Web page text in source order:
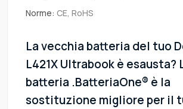
Norme: CE, RoHS
La vecchia batteria del tuo
L421X Ultrabook è esausta?
batteria .BatteriaOne® è la
sostituzione migliore per il